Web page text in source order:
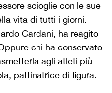
scioglie con le sue
vita di tutti i giorni.
Cardani, ha reagito
chi ha conservato
agli atleti più
pattinatrice di figura.